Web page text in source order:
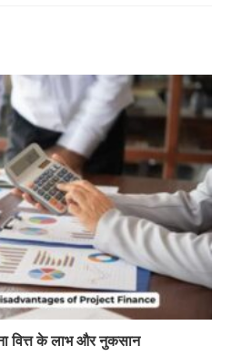
वित्त के लाभ और नुकसान